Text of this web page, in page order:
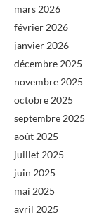
mars 2026
février 2026
janvier 2026
décembre 2025
novembre 2025
octobre 2025
septembre 2025
août 2025
juillet 2025
juin 2025
mai 2025
avril 2025